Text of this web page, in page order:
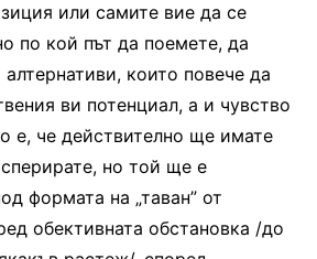
или самите вие да се
по кой път да поемете, да
които повече да
ви потенциал, а и чувство
е, че действително ще имате
но той ще е
формата на „таван” от
обективната обстановка /до